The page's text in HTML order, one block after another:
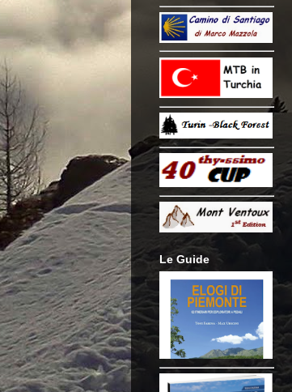
Le Guide